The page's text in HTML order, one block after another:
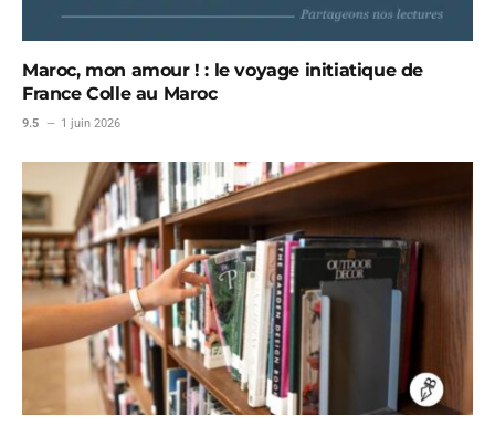
Maroc, mon amour ! : le voyage initiatique de
France Colle au Maroc
9.5 1 juin 2026